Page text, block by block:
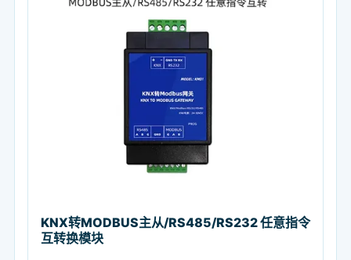
KNX转MODBUS主从/RS485/RS232 任意指令
互转换模块